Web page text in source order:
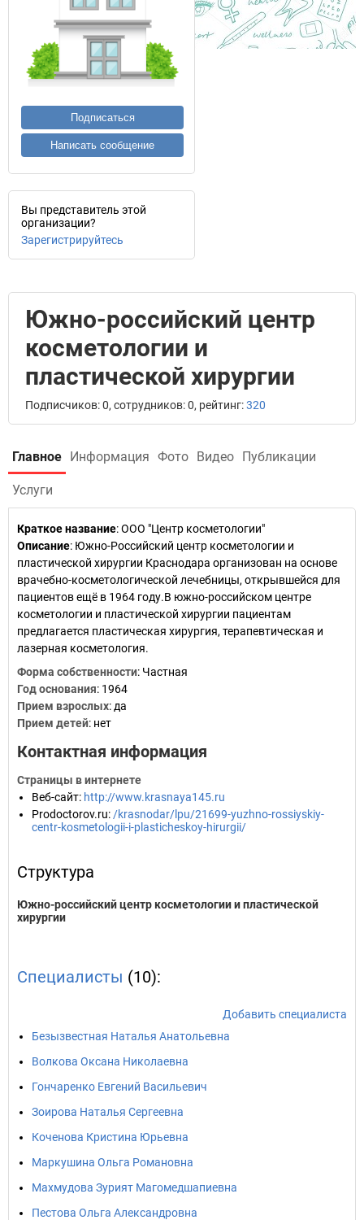
Подписаться
Написать сообщение
Вы представитель этой
организации?
Зарегистрируйтесь
Южно-российский центр
косметологии и
пластической хирургии
Подписчиков: 0, сотрудников: 0, рейтинг:320
Главное Информация Фото Видео Публикации
Услуги
Краткое название:ООО "Центр косметологии"
Описание: Южно-Российский центр косметологии и
пластической хирургии Краснодара организован на основе
врачебно-косметологической лечебницы, открывшейся для
пациентов ещё в 1964 году.В южно-российском центре
косметологии и пластической хирургии пациентам
предлагается пластическая хирургия, терапевтическая и
лазерная косметология.
Форма собственности: Частная
Год основания: 1964
Прием взрослых: да
Прием детей: нет
Контактная информация
Страницы в интернете
Веб-сайт: http://www.krasnaya145.ru
Prodoctorov.ru: /krasnodar/lpu/21699-yuzhno-rossiyskiy-
centr-kosmetologii-i-plasticheskoy-hirurgii/
Структура
Южно-российский центр косметологии и пластической
хирургии
Специалисты (10):
Добавить специалиста
Безызвестная Наталья Анатольевна
Волкова Оксана Николаевна
Гончаренко Евгений Васильевич
Зоирова Наталья Сергеевна
Коченова Кристина Юрьевна
Маркушина Ольга Романовна
Махмудова Зурият Магомедшапиевна
Пестова Ольга Александровна